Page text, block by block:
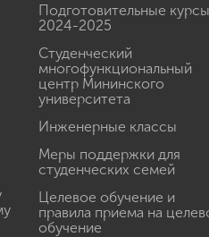
Подготовительные курсы
2024-2025
Студенческий
многофункциональный
центр Мининского
университета
Инженерные классы
Меры поддержки для
студенческих семей
Целевое обучение и
правила приема на
обучение